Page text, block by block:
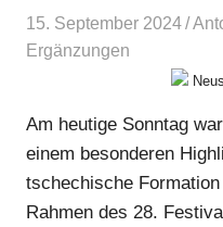
15. September 2024
Ergänzungen
Am heutige Sonntag
einem besonderen
tschechische Formation
Rahmen des 28.